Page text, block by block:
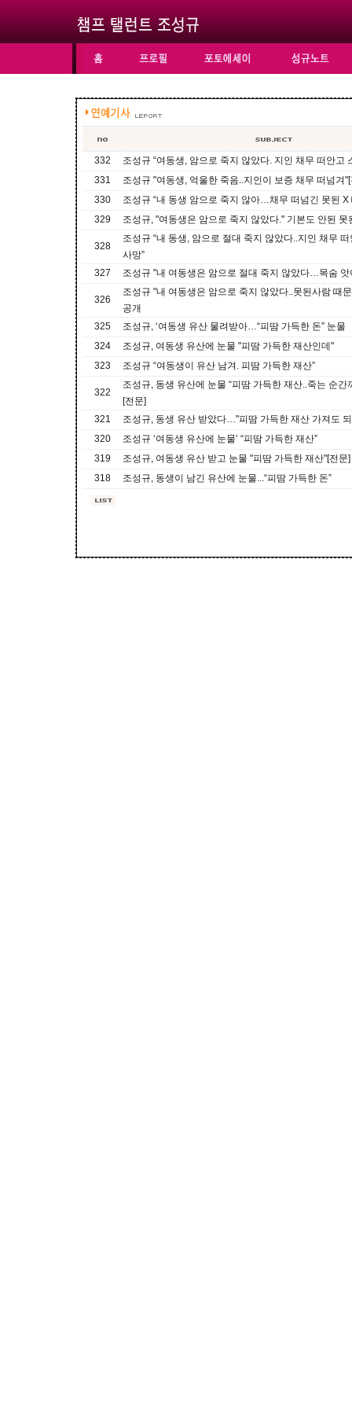
332
조성규 “여동생, 암으로 죽지 않았다. 지인 채무 떠안고
331
조성규 "여동생, 억울한 죽음..지인이 보증 채무 떠넘겨
330
조성규 “내 동생 암으로 죽지 않아…채무 떠넘긴 못된 X
329
조성규, "여동생은 암으로 죽지 않았다." 기본도 안된 못
328
조성규 “내 동생, 암으로 절대 죽지 않았다..지인 채무
사망”
327
조성규 "내 여동생은 암으로 절대 죽지 않았다…목숨 앗
326
조성규 "내 여동생은 암으로 죽지 않았다..못된사람 때
공개
325
조성규, ‘여동생 유산 물려받아…“피땀 가득한 돈” 눈물
324
조성규, 여동생 유산에 눈물 "피땀 가득한 재산인데"
323
조성규 “여동생이 유산 남겨. 피땀 가득한 재산”
322
조성규, 동생 유산에 눈물 “피땀 가득한 재산..죽는 순간
[전문]
321
조성규, 동생 유산 받았다…"피땀 가득한 재산 가져도
320
조성규 ‘여동생 유산에 눈물’ “피땀 가득한 재산”
319
조성규, 여동생 유산 받고 눈물 "피땀 가득한 재산"[전문]
318
조성규, 동생이 남긴 유산에 눈물...“피땀 가득한 돈”